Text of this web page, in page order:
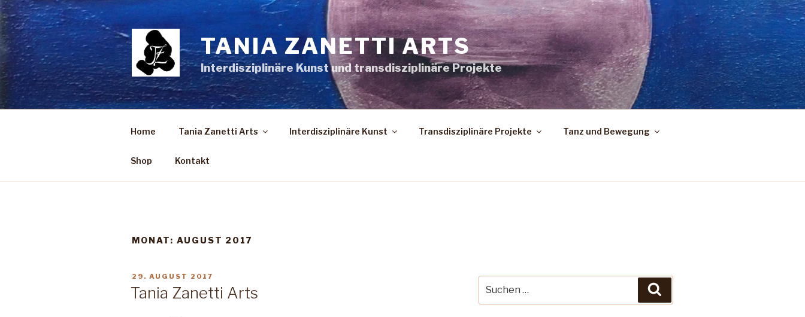
Zum
Inhalt
springen
TANIA ZANETTI ARTS
Interdisziplinäre Kunst und transdisziplinäre Projekte
Home Tania Zanetti Arts Interdisziplinäre Kunst Transdisziplinäre Projekte Tanz und Bewegung
Shop Kontakt
MONAT: AUGUST 2017
VERÖFFENTLICHT
29. AUGUST 2017
Tania Zanetti Arts
nach: